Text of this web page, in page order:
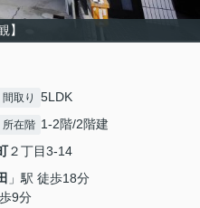
】
間取り 5LDK
所在階 1-2階/2階建
２丁目3-14
」駅 徒歩18分
9分